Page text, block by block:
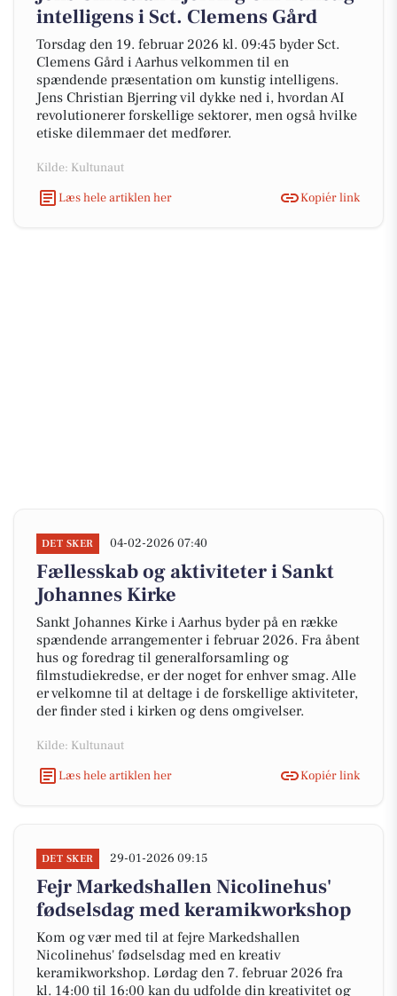
intelligens i Sct. Clemens Gård
Torsdag den 19. februar 2026 kl. 09:45 byder Sct.
Clemens Gård i Aarhus velkommen til en
spændende præsentation om kunstig intelligens.
Jens Christian Bjerring vil dykke ned i, hvordan AI
revolutionerer forskellige sektorer, men også hvilke
etiske dilemmaer det medfører.
Kilde: Kultunaut
Læs hele artiklen her
Kopiér link
DET SKER 04-02-2026 07:40
Fællesskab og aktiviteter i Sankt
Johannes Kirke
Sankt Johannes Kirke i Aarhus byder på en række
spændende arrangementer i februar 2026. Fra åbent
hus og foredrag til generalforsamling og
filmstudiekredse, er der noget for enhver smag. Alle
er velkomne til at deltage i de forskellige aktiviteter,
der finder sted i kirken og dens omgivelser.
Kilde: Kultunaut
Læs hele artiklen her
Kopiér link
DET SKER 29-01-2026 09:15
Fejr Markedshallen Nicolinehus'
fødselsdag med keramikworkshop
Kom og vær med til at fejre Markedshallen
Nicolinehus' fødselsdag med en kreativ
keramikworkshop. Lørdag den 7. februar 2026 fra
kl. 14:00 til 16:00 kan du udfolde din kreativitet og